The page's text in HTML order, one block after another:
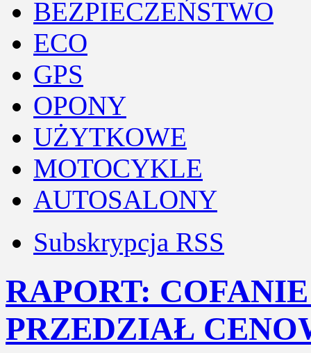
BEZPIECZEŃSTWO
ECO
GPS
OPONY
UŻYTKOWE
MOTOCYKLE
AUTOSALONY
Subskrypcja RSS
RAPORT:
PRZEDZIAŁ